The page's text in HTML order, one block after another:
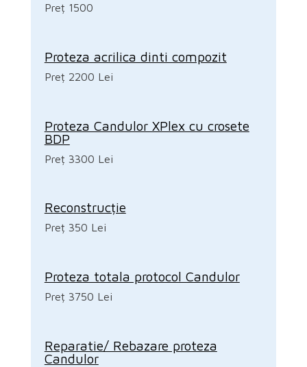
Preț 1500
Proteza acrilica dinti compozit
Preț 2200 Lei
Proteza Candulor XPlex cu crosete
BDP
Preț 3300 Lei
Reconstrucție
Preț 350 Lei
Proteza totala protocol Candulor
Preț 3750 Lei
Reparatie/ Rebazare proteza
Candulor